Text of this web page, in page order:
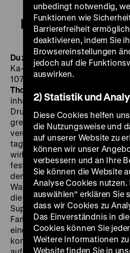
Du zhan / Drug
Du zhan Drug WarCN/HK 2012,
Ka-Fai, K: Cheng Siu-Keung, D:
107’ ·
DCP, OmeU
Thomas Groh
inhaftierten Drogenbaron
Druck, ihm bei der
grenzübergreifenden
verdeckte Ermittler setzen
tagtäglich ihr Leben aufs Spiel.
wirklich trauen? Hongkong-
festlandchinesische
denkender Actionfilm über
Warenströme. Nie war To
die chinesische Wirklichkeit
Superhighways und
Farbpalette. Nach zum
eineinhalb Stunden mündet
kompromisslosen Showdown.
unbedingt notwendig,
Funktionen wie
Barrierefreiheit
deaktivieren, indem Sie
Browsereinstellungen
jedoch auf die
auswirken.
2) Statistik und
Diese Cookies helfen
die Nutzungsweise und
auf unserer Website zu
können wir unser
verbessern und an Ihre
Sie können die Website
Analyse Cookies nutzen.
auswählen“ erklären Sie
dass wir Cookies zu
Das Einverständnis in
Cookies können Sie
Weitere Informationen
Website finden Sie in